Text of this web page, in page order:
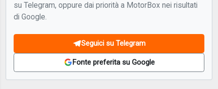
su Telegram, oppure dai priorità a MotorBox nei risultati
di Google.
Seguici su Telegram
Fonte preferita su Google